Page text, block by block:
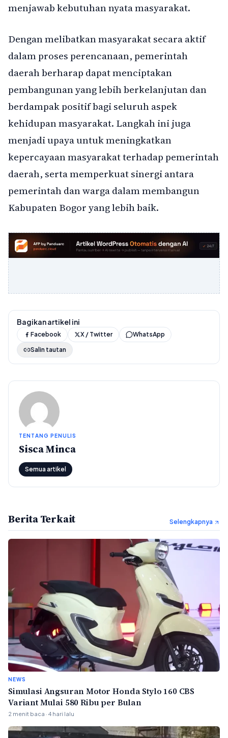
menjawab kebutuhan nyata masyarakat.
Dengan melibatkan masyarakat secara aktif
dalam proses perencanaan, pemerintah
daerah berharap dapat menciptakan
pembangunan yang lebih berkelanjutan dan
berdampak positif bagi seluruh aspek
kehidupan masyarakat. Langkah ini juga
menjadi upaya untuk meningkatkan
kepercayaan masyarakat terhadap pemerintah
daerah, serta memperkuat sinergi antara
pemerintah dan warga dalam membangun
Kabupaten Bogor yang lebih baik.
Bagikan artikel ini
Facebook X / Twitter
WhatsApp
Salin tautan
TENTANG PENULIS
Sisca Minca
Semua artikel
Berita Terkait Selengkapnya
NEWS
Simulasi Angsuran Motor Honda Stylo 160 CBS
Variant Mulai 580 Ribu per Bulan
2 menit baca · 4 hari lalu